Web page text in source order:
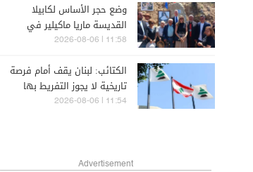
وضع حجر الأساس لكابيلا
القديسة ماريا ماكيلير في
البحيري
11:58 | 2026-08-06
الكتائب: لبنان يقف أمام فرصة
تاريخية لا يجوز التفريط بها
11:54 | 2026-08-06
Advertisement